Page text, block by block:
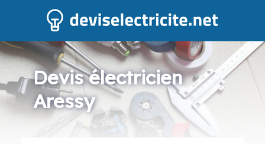
Devis électricien
Aressy